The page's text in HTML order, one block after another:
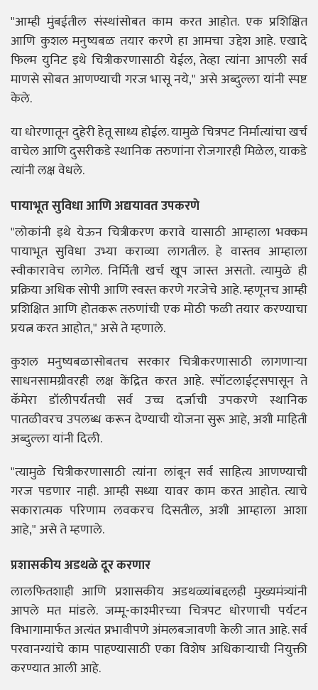
"आम्ही मुंबईतील संस्थांसोबत काम करत आहोत. एक प्रशिक्षित
आणि कुशल मनुष्यबळ तयार करणे हा आमचा उद्देश आहे. एखादे
फिल्म युनिट इथे चित्रीकरणासाठी येईल, तेव्हा त्यांना आपली सर्व
माणसे सोबत आणण्याची गरज भासू नये," असे अब्दुल्ला यांनी स्पष्ट
केले.
या धोरणातून दुहेरी हेतू साध्य होईल. यामुळे चित्रपट निर्मात्यांचा खर्च
वाचेल आणि दुसरीकडे स्थानिक तरुणांना रोजगारही मिळेल, याकडे
त्यांनी लक्ष वेधले.
पायाभूत सुविधा आणि अद्ययावत उपकरणे
"लोकांनी इथे येऊन चित्रीकरण करावे यासाठी आम्हाला भक्कम
पायाभूत सुविधा उभ्या कराव्या लागतील. हे वास्तव आम्हाला
स्वीकारावेच लागेल. निर्मिती खर्च खूप जास्त असतो. त्यामुळे ही
प्रक्रिया अधिक सोपी आणि स्वस्त करणे गरजेचे आहे. म्हणूनच आम्ही
प्रशिक्षित आणि होतकरू तरुणांची एक मोठी फळी तयार करण्याचा
प्रयत्न करत आहोत," असे ते म्हणाले.
कुशल मनुष्यबळासोबतच सरकार चित्रीकरणासाठी लागणाऱ्या
साधनसामग्रीवरही लक्ष केंद्रित करत आहे. स्पॉटलाईट्सपासून ते
कॅमेरा डॉलीपर्यंतची सर्व उच्च दर्जाची उपकरणे स्थानिक
पातळीवरच उपलब्ध करून देण्याची योजना सुरू आहे, अशी माहिती
अब्दुल्ला यांनी दिली.
"त्यामुळे चित्रीकरणासाठी त्यांना लांबून सर्व साहित्य आणण्याची
गरज पडणार नाही. आम्ही सध्या यावर काम करत आहोत. त्याचे
सकारात्मक परिणाम लवकरच दिसतील, अशी आम्हाला आशा
आहे," असे ते म्हणाले.
प्रशासकीय अडथळे दूर करणार
लालफितशाही आणि प्रशासकीय अडथळ्यांबद्दलही मुख्यमंत्र्यांनी
आपले मत मांडले. जम्मू-काश्मीरच्या चित्रपट धोरणाची पर्यटन
विभागामार्फत अत्यंत प्रभावीपणे अंमलबजावणी केली जात आहे. सर्व
परवानग्यांचे काम पाहण्यासाठी एका विशेष अधिकाऱ्याची नियुक्ती
करण्यात आली आहे.